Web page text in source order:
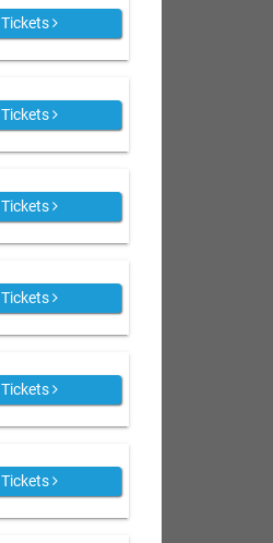
Tickets
Tickets
Tickets
Tickets
Tickets
Tickets